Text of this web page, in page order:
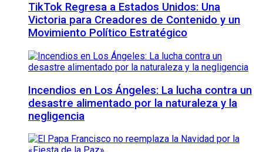
TikTok Regresa a Estados Unidos: Una
Victoria para Creadores de Contenido y un
Movimiento Político Estratégico
Incendios en Los Ángeles: La lucha contra un
desastre alimentado por la naturaleza y la
negligencia